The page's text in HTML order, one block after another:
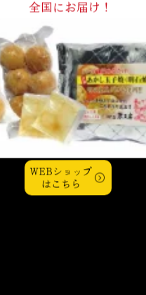
全国にお届け！
WEBショップ
はこちら